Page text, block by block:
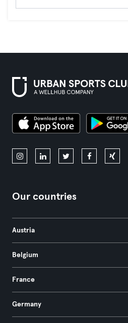
Our countries
Austria
Belgium
France
Germany